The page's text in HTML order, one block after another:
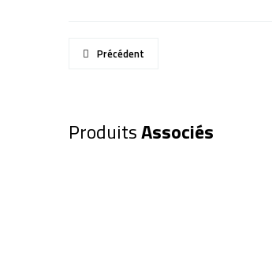
Précédent
ProduitsAssociés